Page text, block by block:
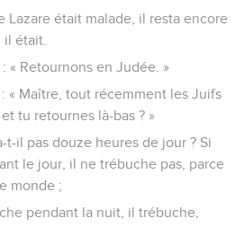
Lazare était malade, il resta encore
était.
« Retournons en Judée. »
« Maître, tout récemment les Juifs
tu retournes là-bas ? »
t-il pas douze heures de jour ? Si
le jour, il ne trébuche pas, parce
monde ;
pendant la nuit, il trébuche,